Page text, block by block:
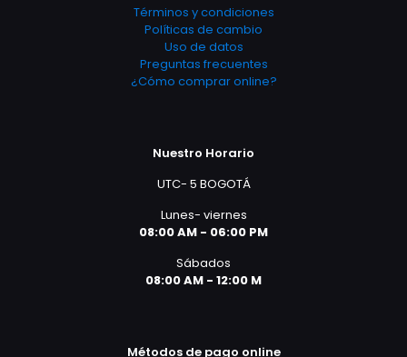
Términos y condiciones
Políticas de cambio
Uso de datos
Preguntas frecuentes
¿Cómo comprar online?
Nuestro Horario
UTC- 5 BOGOTÁ
Lunes- viernes
08:00 AM - 06:00 PM
Sábados
08:00 AM - 12:00 M
Métodos de pago online